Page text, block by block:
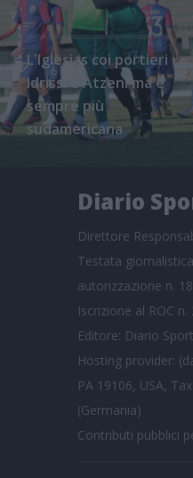
L'Iglesias coi portieri
Idrissi e Atzeni ma è
sempre più
sudamericana
Diario
Direttore
Testata
autorizzazione n.
Iscrizione al ROC
Editore: Diario
Hosting provider:
PA 19106, USA,
(Germania)
Contributi pubblici